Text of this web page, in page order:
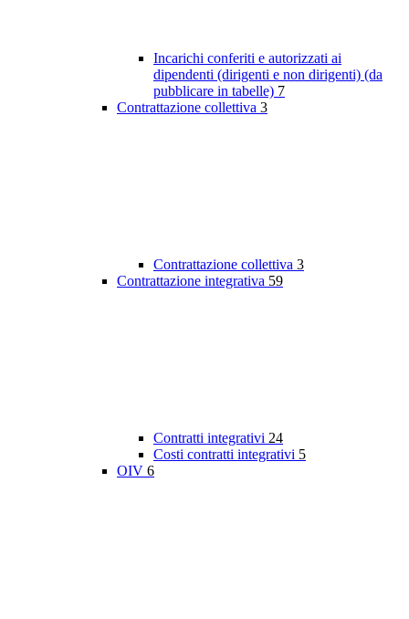
Incarichi conferiti e autorizzati ai
dipendenti (dirigenti e non dirigenti) (da
pubblicare in tabelle) 7
Contrattazione collettiva 3
Contrattazione collettiva 3
Contrattazione integrativa 59
Contratti integrativi 24
Costi contratti integrativi 5
OIV 6